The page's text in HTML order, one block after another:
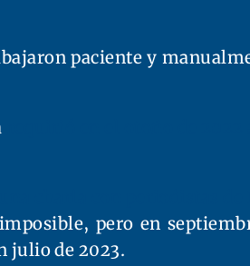
paciente y
pero en
julio de 2023.